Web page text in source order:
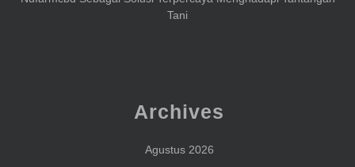
Tani
Archives
Agustus 2026